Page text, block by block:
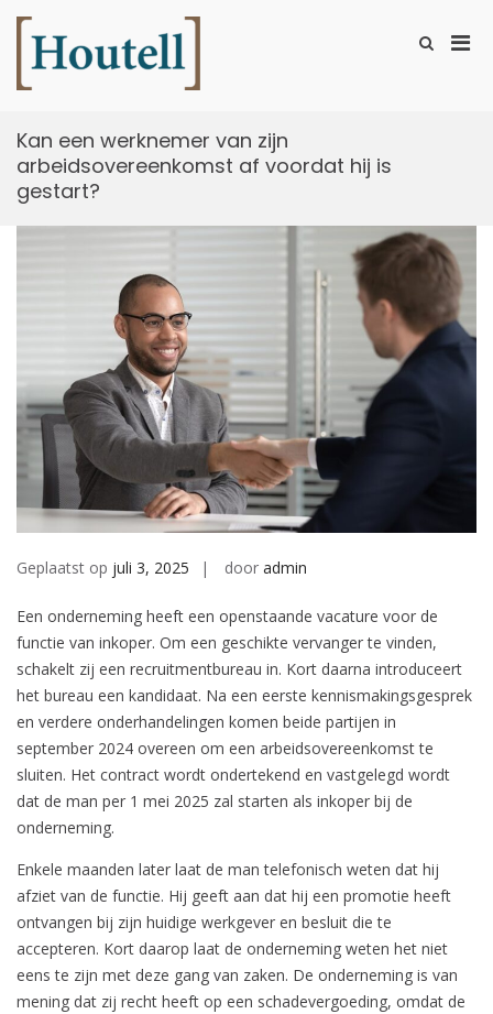
naar
inhoud
Toon
Kan een werknemer van zijn
arbeidsovereenkomst af voordat hij is
gestart?
Geplaatst op juli 3, 2025 door admin
Een onderneming heeft een openstaande vacature voor de
functie van inkoper. Om een geschikte vervanger te vinden,
schakelt zij een recruitmentbureau in. Kort daarna introduceert
het bureau een kandidaat. Na een eerste kennismakingsgesprek
en verdere onderhandelingen komen beide partijen in
september 2024 overeen om een arbeidsovereenkomst te
sluiten. Het contract wordt ondertekend en vastgelegd wordt
dat de man per 1 mei 2025 zal starten als inkoper bij de
onderneming.
Enkele maanden later laat de man telefonisch weten dat hij
afziet van de functie. Hij geeft aan dat hij een promotie heeft
ontvangen bij zijn huidige werkgever en besluit die te
accepteren. Kort daarop laat de onderneming weten het niet
eens te zijn met deze gang van zaken. De onderneming is van
mening dat zij recht heeft op een schadevergoeding, omdat de